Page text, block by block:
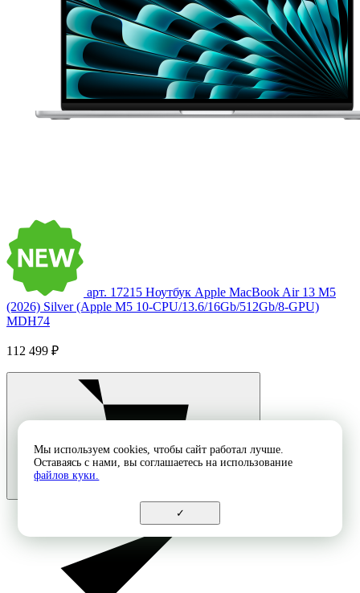
арт. 17215 Ноутбук Apple MacBook Air 13 M5
(2026) Silver (Apple M5 10-CPU/13.6/16Gb/512Gb/8-GPU)
MDH74
112 499 ₽
Мы используем cookies, чтобы сайт работал лучше.
Оставаясь с нами, вы соглашаетесь на использование
файлов куки.
✓